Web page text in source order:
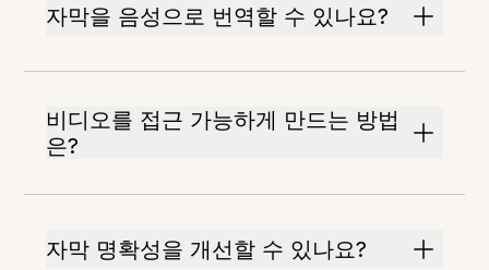
자막을 음성으로 번역할 수 있나요?
비디오를 접근 가능하게 만드는 방법
은?
자막 명확성을 개선할 수 있나요?